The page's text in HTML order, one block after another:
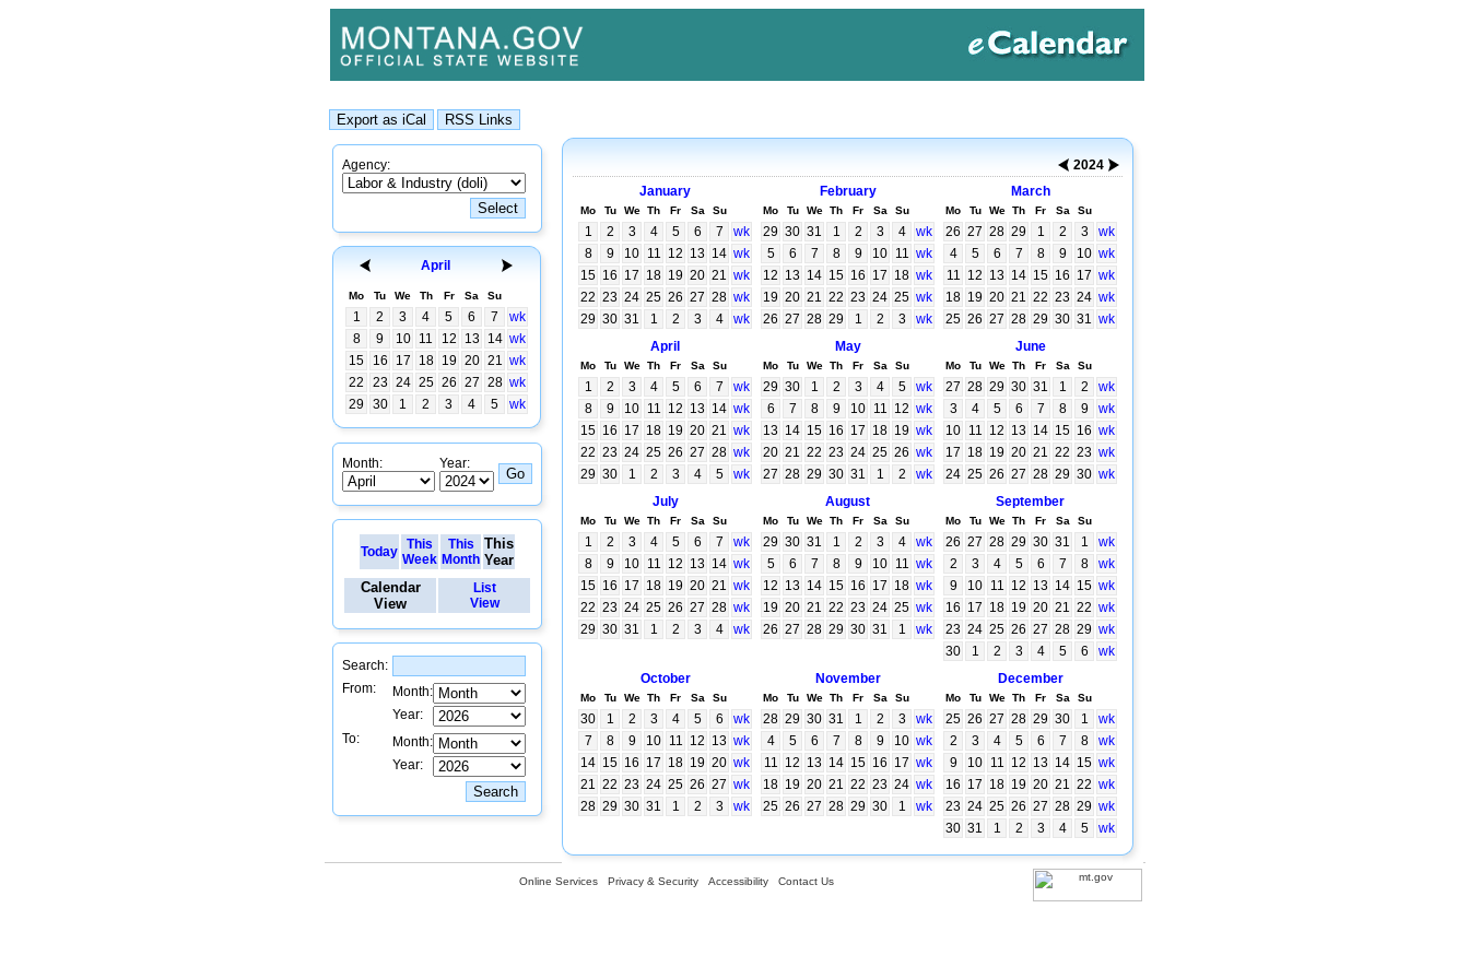
Agency:
April
Mo Tu We Th Fr Sa Su
1 2 3 4 5 6 7
wk
8
9 10 11 12 13 14 wk
15
16 17 18 19 20 21 wk
22
23 24 25 26 27 28 wk
29
30 1 2 3 4 5 wk
Month: Year:
Today This
Week
This
Month
This
Year
Calendar
View
List
View
Search:
From:
Month:
Year:
To:
Month:
Year:
2024
January
Mo Tu We Th Fr Sa Su
1 2 3 4 5 6 7
wk
8
9 10 11 12 13 14 wk
15 16 17 18 19 20 21 wk
22 23 24 25 26 27 28 wk
29 30 31 1 2 3 4 wk
February
Mo Tu We Th Fr Sa Su
29 30 31 1 2 3 4
wk
5
6 7 8 9 10 11 wk
12 13 14 15 16 17 18 wk
19 20 21 22 23 24 25 wk
26 27 28 29 1 2 3 wk
March
Mo Tu We Th Fr Sa Su
26 27 28 29 1 2 3
wk
4
5 6 7 8 9 10 wk
11 12 13 14 15 16 17 wk
18 19 20 21 22 23 24 wk
25 26 27 28 29 30 31 wk
April
Mo Tu We Th Fr Sa Su
1 2 3 4 5 6 7
wk
8
9 10 11 12 13 14 wk
15 16 17 18 19 20 21 wk
22 23 24 25 26 27 28 wk
29 30 1 2 3 4 5 wk
May
Mo Tu We Th Fr Sa Su
29 30 1 2 3 4 5
wk
6
7 8 9 10 11 12 wk
13 14 15 16 17 18 19 wk
20 21 22 23 24 25 26 wk
27 28 29 30 31 1 2 wk
June
Mo Tu We Th Fr Sa Su
27 28 29 30 31 1 2
wk
3
4 5 6 7 8 9
wk
10 11 12 13 14 15 16 wk
17 18 19 20 21 22 23 wk
24 25 26 27 28 29 30 wk
July
Mo Tu We Th Fr Sa Su
1 2 3 4 5 6 7
wk
8
9 10 11 12 13 14 wk
15 16 17 18 19 20 21 wk
22 23 24 25 26 27 28 wk
29 30 31 1 2 3 4 wk
August
Mo Tu We Th Fr Sa Su
29 30 31 1 2 3 4
wk
5
6 7 8 9 10 11 wk
12 13 14 15 16 17 18 wk
19 20 21 22 23 24 25 wk
26 27 28 29 30 31 1 wk
September
Mo Tu We Th Fr Sa Su
26 27 28 29 30 31 1
wk
2
3 4 5 6 7 8
wk
9
10 11 12 13 14 15 wk
16 17 18 19 20 21 22 wk
23 24 25 26 27 28 29 wk
30
1 2 3 4 5 6
wk
October
Mo Tu We Th Fr Sa Su
30 1 2 3 4 5 6
wk
7
8 9 10 11 12 13 wk
14 15 16 17 18 19 20 wk
21 22 23 24 25 26 27 wk
28 29 30 31 1 2 3 wk
November
Mo Tu We Th Fr Sa Su
28 29 30 31 1 2 3
wk
4
5 6 7 8 9 10 wk
11 12 13 14 15 16 17 wk
18 19 20 21 22 23 24 wk
25 26 27 28 29 30 1 wk
December
Mo Tu We Th Fr Sa Su
25 26 27 28 29 30 1
wk
2
3 4 5 6 7 8
wk
9
10 11 12 13 14 15 wk
16 17 18 19 20 21 22 wk
23 24 25 26 27 28 29 wk
30 31 1 2 3 4 5 wk
Online Services Privacy & Security Accessibility Contact Us